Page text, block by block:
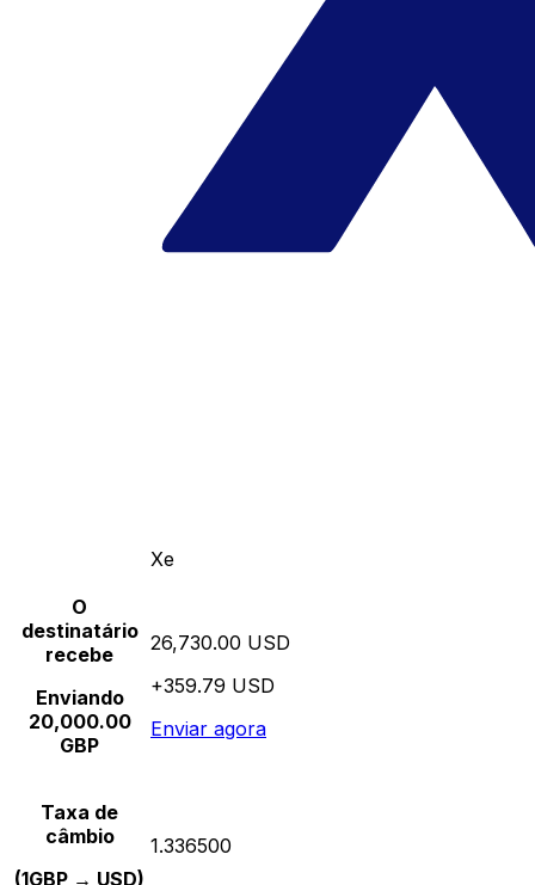
Xe
O
destinatário
recebe
Enviando
20,000.00
GBP
26,730.00 USD
+359.79 USD
Enviar agora
Taxa de
câmbio
(1GBP → USD)
1.336500